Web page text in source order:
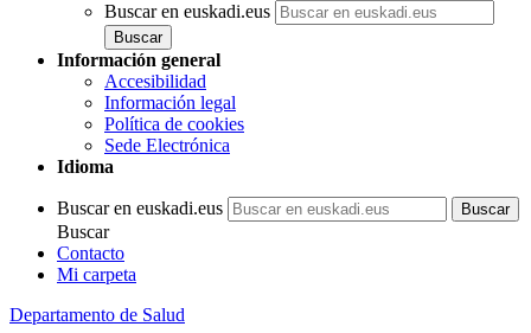
Buscar en euskadi.eus
Información general
Accesibilidad
Información legal
Política de cookies
Sede Electrónica
Idioma
Buscar en euskadi.eus
Buscar
Contacto
Mi carpeta
Departamento de Salud